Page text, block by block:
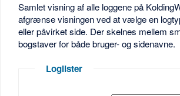
Samlet visning af alle loggene på
afgrænse visningen ved at vælge en
eller påvirket side. Der skelnes mellem
bogstaver for både bruger- og sidenavne.
Loglister